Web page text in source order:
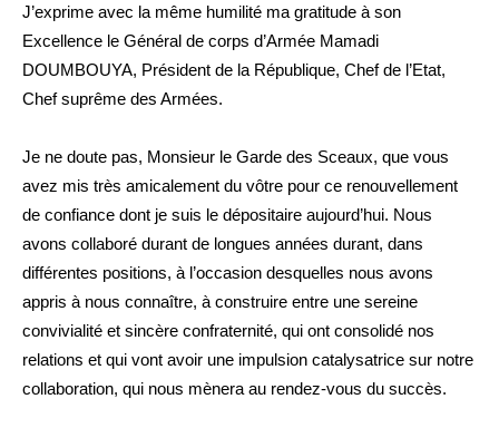
J’exprime avec la même humilité ma gratitude à son
Excellence le Général de corps d’Armée Mamadi
DOUMBOUYA, Président de la République, Chef de l’Etat,
Chef suprême des Armées.
Je ne doute pas, Monsieur le Garde des Sceaux, que vous
avez mis très amicalement du vôtre pour ce renouvellement
de confiance dont je suis le dépositaire aujourd’hui. Nous
avons collaboré durant de longues années durant, dans
différentes positions, à l’occasion desquelles nous avons
appris à nous connaître, à construire entre une sereine
convivialité et sincère confraternité, qui ont consolidé nos
relations et qui vont avoir une impulsion catalysatrice sur notre
collaboration, qui nous mènera au rendez-vous du succès.